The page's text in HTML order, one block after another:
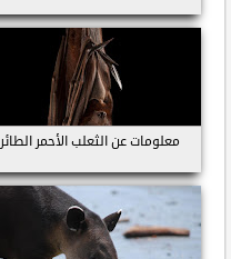
معلومات عن الثعلب الأحمر الطائر